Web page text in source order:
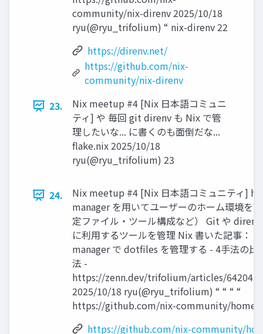
community/nix-direnv 2025/10/18
ryu(@ryu_trifolium) “ nix-direnv 22
https://direnv.net/
https://github.com/nix-
community/nix-direnv
23.
Nix meetup #4 [Nix 日本語コミュニ
ティ] や 毎回 git direnv も Nix で管
理したいな... に書くのも面倒だな...
flake.nix 2025/10/18
ryu(@ryu_trifolium) 23
24.
Nix meetup #4 [Nix 日本語コミュニティ]
manager を用いてユーザーのホーム環境を
定ファイル・ツール構成など） Git や
に利用するツールを管理 Nix 書いた記事：
manager で dotfiles を管理する - 4手法の比
法 -
https://zenn.dev/trifolium/articles/
2025/10/18 ryu(@ryu_trifolium) “ “ “ “
https://github.com/nix-community/home-
https://github.com/nix-community/